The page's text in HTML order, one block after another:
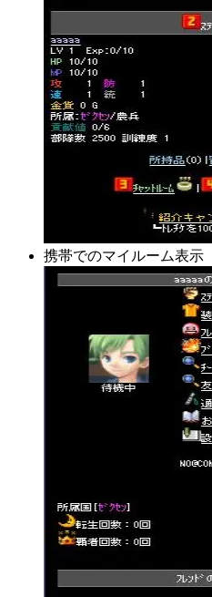
携帯でのマイルーム表示